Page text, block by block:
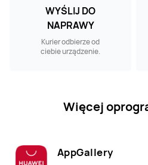
WYŚLIJ DO
NAPRAWY
Kurier odbierze od
ciebie urządzenie.
Więcej
AppGallery